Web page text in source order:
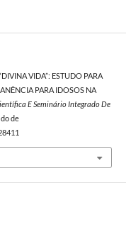
VIDA”: ESTUDO PARA
PARA IDOSOS NA
E Seminário Integrado De
de